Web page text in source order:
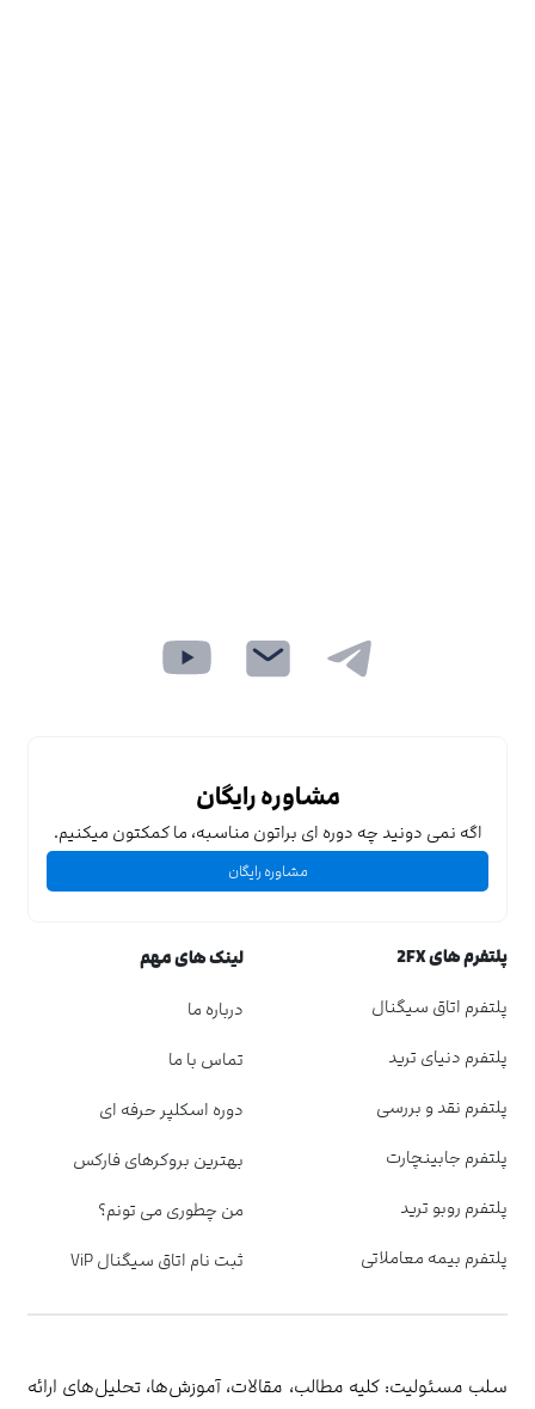
مشاوره رایگان
اگه نمی دونید چه دوره ای براتون مناسبه، ما کمکتون میکنیم.
مشاوره رایگان
پلتفرم های 2FX
پلتفرم اتاق سیگنال
پلتفرم دنیای ترید
پلتفرم نقد و بررسی
پلتفرم جابینچارت
پلتفرم روبو ترید
پلتفرم بیمه معاملاتی
لینک های مهم
درباره ما
تماس با ما
دوره اسکلپر حرفه ای
بهترین بروکرهای فارکس
من چطوری می تونم؟
ثبت نام اتاق سیگنال ViP
سلب مسئولیت: کلیه مطالب، مقالات، آموزش‌ها، تحلیل‌های ارائه